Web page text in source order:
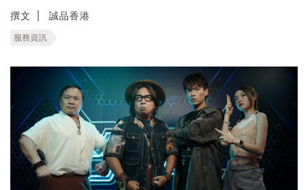
撰文 誠品香港
服務資訊